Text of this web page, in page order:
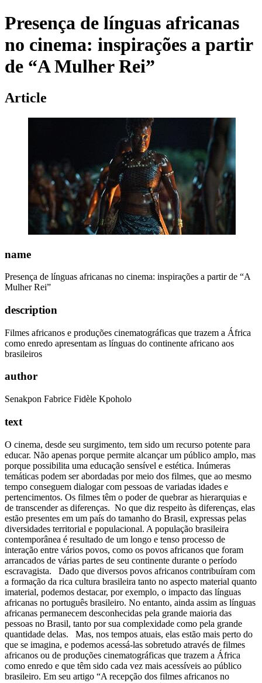
Presença de línguas africanas
no cinema: inspirações a partir
de “A Mulher Rei”
Article
name
Presença de línguas africanas no cinema: inspirações a partir de “A
Mulher Rei”
description
Filmes africanos e produções cinematográficas que trazem a África
como enredo apresentam as línguas do continente africano aos
brasileiros
author
Senakpon Fabrice Fidèle Kpoholo
text
O cinema, desde seu surgimento, tem sido um recurso potente para
educar. Não apenas porque permite alcançar um público amplo, mas
porque possibilita uma educação sensível e estética. Inúmeras
temáticas podem ser abordadas por meio dos filmes, que ao mesmo
tempo conseguem dialogar com pessoas de variadas idades e
pertencimentos. Os filmes têm o poder de quebrar as hierarquias e
de transcender as diferenças. No que diz respeito às diferenças, elas
estão presentes em um país do tamanho do Brasil, expressas pelas
diversidades territorial e populacional. A população brasileira
contemporânea é resultado de um longo e tenso processo de
interação entre vários povos, como os povos africanos que foram
arrancados de várias partes de seu continente durante o período
escravagista. Dado que diversos povos africanos contribuíram com
a formação da rica cultura brasileira tanto no aspecto material quanto
imaterial, podemos destacar, por exemplo, o impacto das línguas
africanas no português brasileiro. No entanto, ainda assim as línguas
africanas permanecem desconhecidas pela grande maioria das
pessoas no Brasil, tanto por sua complexidade como pela grande
quantidade delas. Mas, nos tempos atuais, elas estão mais perto do
que se imagina, e podemos acessá-las sobretudo através de filmes
africanos ou de produções cinematográficas que trazem a África
como enredo e que têm sido cada vez mais acessíveis ao público
brasileiro. Em seu artigo “A recepção dos filmes africanos no